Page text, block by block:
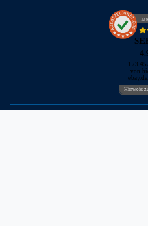
von
Hinweis